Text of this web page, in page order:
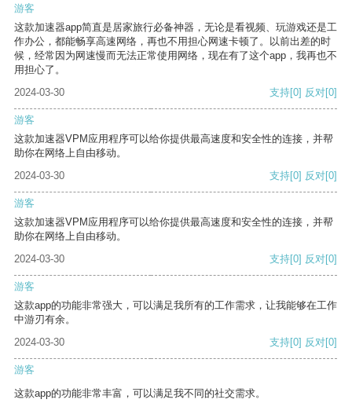
游客
这款加速器app简直是居家旅行必备神器，无论是看视频、玩游戏还是工
作办公，都能畅享高速网络，再也不用担心网速卡顿了。以前出差的时
候，经常因为网速慢而无法正常使用网络，现在有了这个app，我再也不
用担心了。
2024-03-30
支持[0] 反对[0]
游客
这款加速器VPM应用程序可以给你提供最高速度和安全性的连接，并帮
助你在网络上自由移动。
2024-03-30
支持[0] 反对[0]
游客
这款加速器VPM应用程序可以给你提供最高速度和安全性的连接，并帮
助你在网络上自由移动。
2024-03-30
支持[0] 反对[0]
游客
这款app的功能非常强大，可以满足我所有的工作需求，让我能够在工作
中游刃有余。
2024-03-30
支持[0] 反对[0]
游客
这款app的功能非常丰富，可以满足我不同的社交需求。